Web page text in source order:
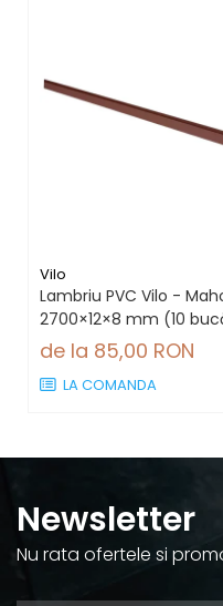
Vilo
Lambriu PVC Vilo -
2700×12×8 mm (10
de la 85,00 RON
LA COMANDA
Newsletter
Nu rata ofertele si